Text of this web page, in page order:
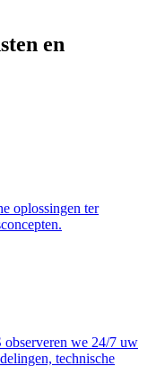
en
oplossingen ter
observeren we 24/7 uw
technische